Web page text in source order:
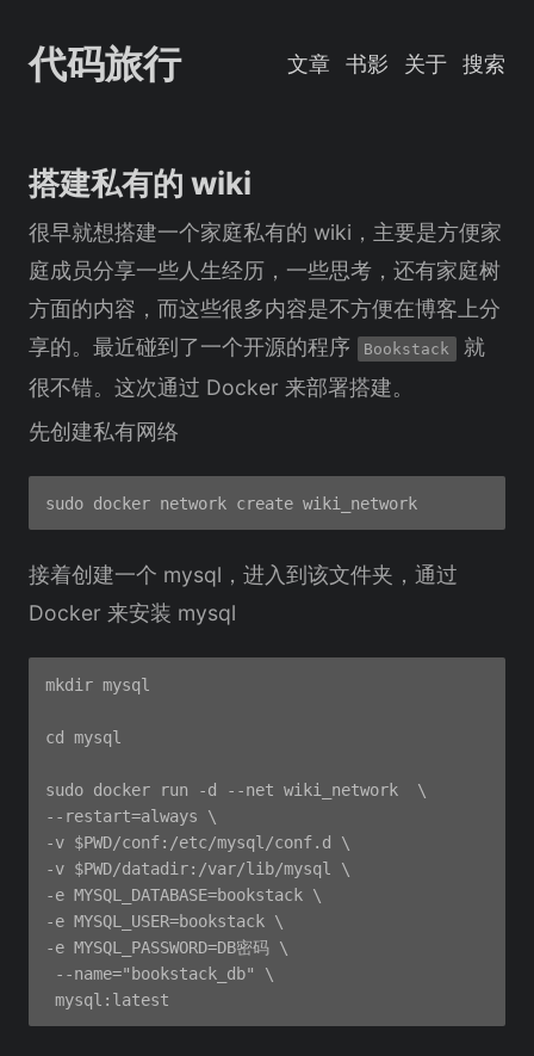
代码旅行 文章 书影 关于 搜索
搭建私有的 wiki
很早就想搭建一个家庭私有的 wiki，主要是方便家
庭成员分享一些人生经历，一些思考，还有家庭树
方面的内容，而这些很多内容是不方便在博客上分
享的。最近碰到了一个开源的程序
Bookstack
就
很不错。这次通过 Docker 来部署搭建。
先创建私有网络
接着创建一个 mysql，进入到该文件夹，通过
Docker 来安装 mysql
mkdir mysql
cd mysql
sudo docker run -d --net wiki_network  \
--restart=always \
-v $PWD/conf:/etc/mysql/conf.d \
-v $PWD/datadir:/var/lib/mysql \
-e MYSQL_DATABASE=bookstack \
-e MYSQL_USER=bookstack \
-e MYSQL_PASSWORD=DB密码 \
--name="bookstack_db" \